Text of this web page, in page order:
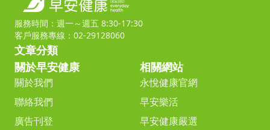
服務時間：週一～週五 8:30-17:30
客戶服務專線：02-29128060
文章分類
關於早安健康
關於我們
聯絡我們
廣告刊登
相關網站
永悅健康官網
早安樂活
早安健康嚴選